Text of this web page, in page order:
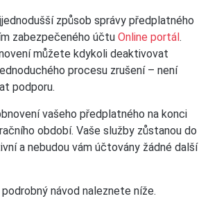
způsob správy předplatného
zabezpečeného účtu Online portál.
můžete kdykoli deaktivovat
procesu zrušení – není
podporu.
vašeho předplatného na konci
období. Vaše služby zůstanou do
a nebudou vám účtovány žádné další
návod naleznete níže.